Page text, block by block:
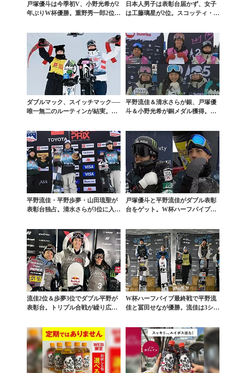
戸塚優斗は今季初V、小野光希が2
年ぶりW杯優勝。重野秀一郎2位、
日本人男子は表彰台届かず、女子
は工藤璃星が2位。スコッティ・ジ
ダブルマック、スイッチマック──
唯一無二のルーティンが結実。山
平野流佳＆清水さらが銀、戸塚優
斗＆小野光希が銅メダル獲得。世
平野流佳・平野歩夢・山田琉聖が
表彰台独占。清水さらが3位に入っ
戸塚優斗と平野流佳がダブル表彰
台をゲット。W杯ハーフパイプ初
流佳2位＆歩夢3位でダブル平野が
表彰台。トリプル合戦が繰り広げ
W杯ハーフパイプ最終戦で平野流
佳と冨田せなが優勝。流佳は3シー